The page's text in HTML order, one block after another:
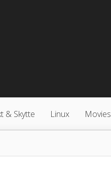
& Skytte Linux Movies